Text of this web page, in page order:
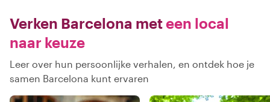
Verken Barcelona meteen local
naar keuze
Leer over hun persoonlijke verhalen, en ontdek hoe je
samen Barcelona kunt ervaren